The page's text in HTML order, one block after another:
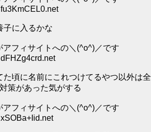
子に入るかな
フィサイトへの＼(^o^)／です
た頃に名前にこれつけてるやつ以外は全
策があった気がする
フィサイトへの＼(^o^)／です